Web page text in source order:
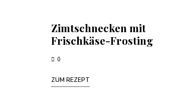
Zimtschnecken mit
Frischkäse-Frosting
0
ZUM REZEPT